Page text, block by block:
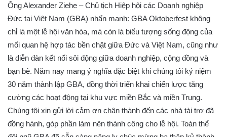
Ông Alexander Ziehe – Chủ tịch Hiệp hội các Doanh nghiệp
Đức tại Việt Nam (GBA) nhấn mạnh: GBA Oktoberfest không
chỉ là một lễ hội văn hóa, mà còn là biểu tượng sống động của
mối quan hệ hợp tác bền chặt giữa Đức và Việt Nam, cũng như
là diễn đàn kết nối sôi động giữa doanh nghiệp, cộng đồng và
bạn bè. Năm nay mang ý nghĩa đặc biệt khi chúng tôi kỷ niệm
30 năm thành lập GBA, đồng thời triển khai chiến lược tăng
cường các hoạt động tại khu vực miền Bắc và miền Trung.
Chúng tôi xin gửi lời cảm ơn chân thành đến các nhà tài trợ đã
đồng hành, góp phần làm nên thành công cho lễ hội. Toàn thể